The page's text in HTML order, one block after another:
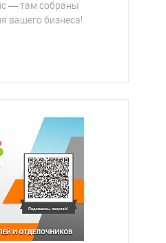
— там собраны
вашего бизнеса!